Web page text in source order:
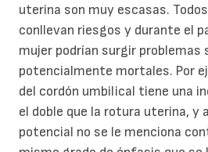
uterina son muy escasas.
conllevan riesgos y durante el
mujer podrían surgir problemas
potencialmente mortales. Por
del cordón umbilical tiene una
el doble que la rotura uterina, y
potencial no se le menciona